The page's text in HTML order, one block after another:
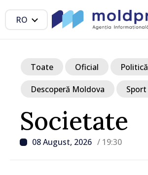
RO
Societate
08 August, 2026 / 19:30
Toate Oficial Politică
Descoperă Moldova Sport